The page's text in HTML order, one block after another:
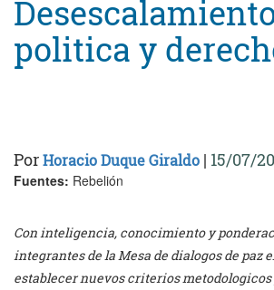
politica y
PorHoracio Duque Giraldo | 15/07/
Fuentes: Rebelión
Con inteligencia, conocimiento y
integrantes de la Mesa de dialogos de paz
establecer nuevos criterios metodologicos